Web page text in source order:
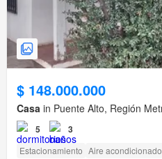
$ 148.000.000
Casa in Puente Alto, Región
5 3
Estacionamiento Aire acondicionado